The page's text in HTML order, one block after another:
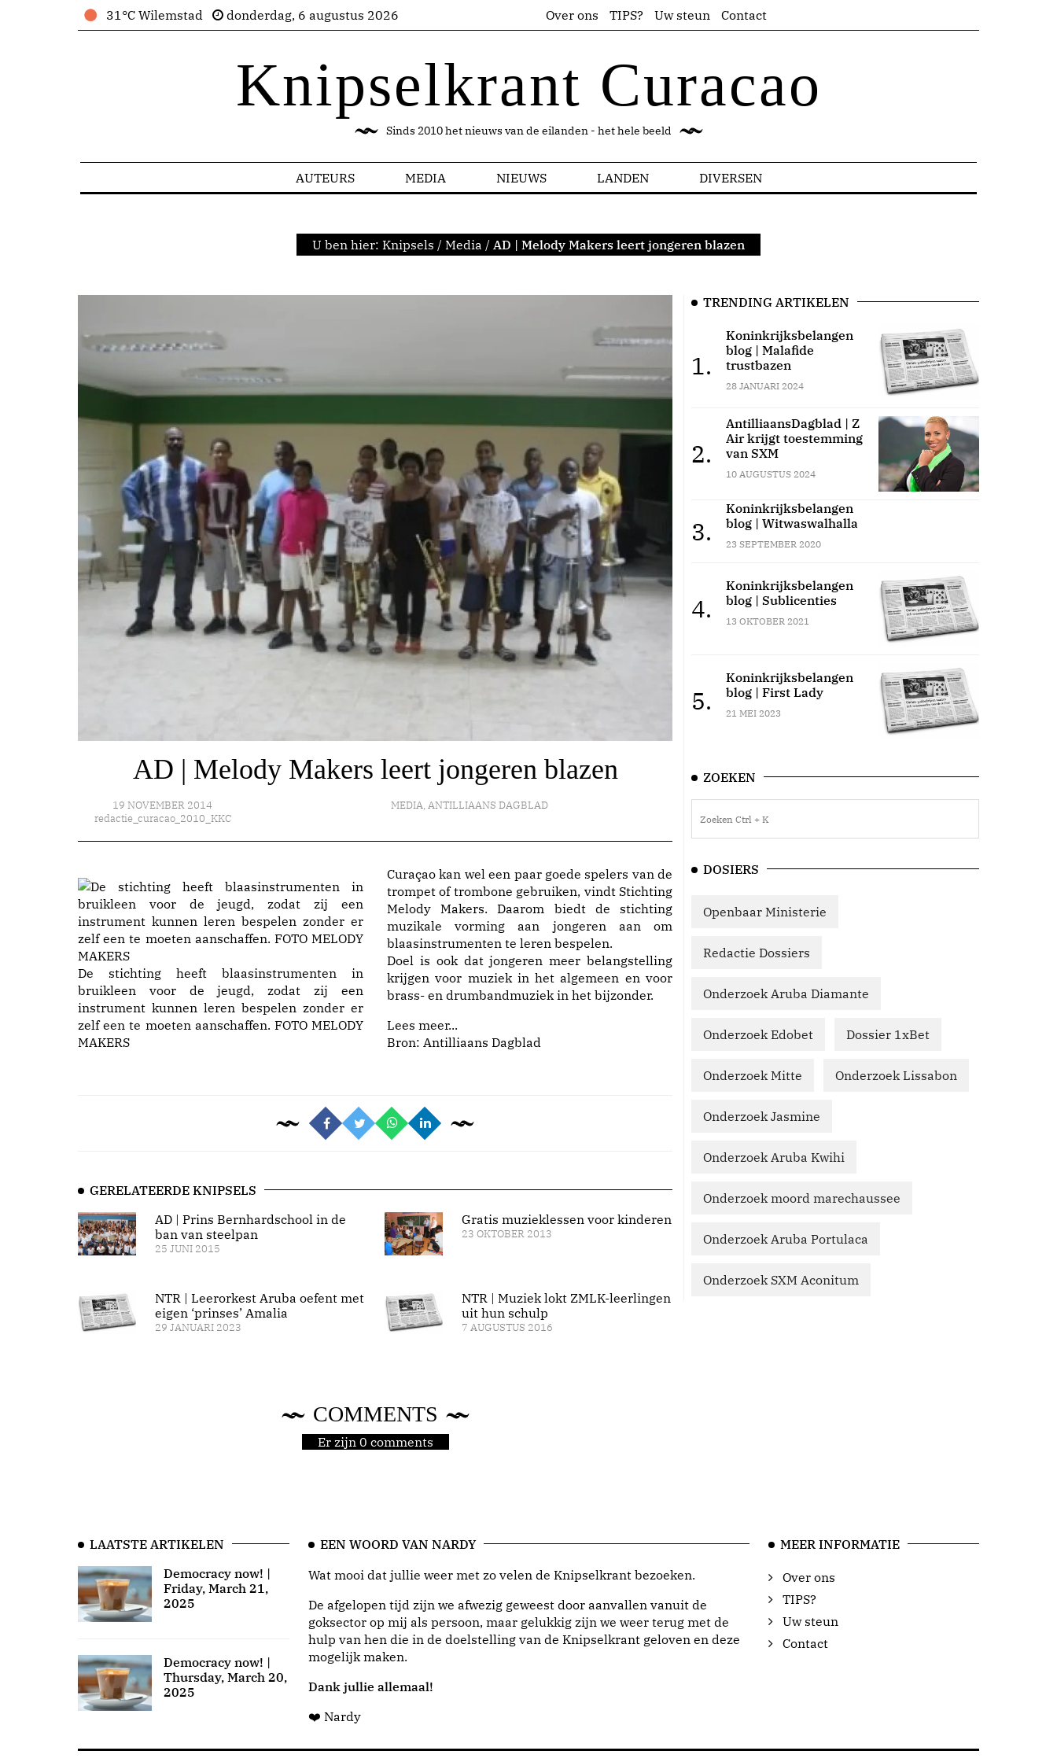
31°C Wilemstad donderdag, 6 augustus 2026 Over ons TIPS? Uw steun Contact
Knipselkrant Curacao
Sinds 2010 het nieuws van de eilanden - het hele beeld
AUTEURS MEDIA NIEUWS LANDEN DIVERSEN
U ben hier: Knipsels / Media / AD | Melody Makers leert jongeren blazen
AD | Melody Makers leert jongeren blazen
19 NOVEMBER 2014
redactie_curacao_2010_KKC
MEDIA, ANTILLIAANS DAGBLAD
De stichting heeft blaasinstrumenten in
bruikleen voor de jeugd, zodat zij een
instrument kunnen leren bespelen zonder er
zelf een te moeten aanschaffen. FOTO MELODY
MAKERS
Curaçao kan wel een paar goede spelers van de
trompet of trombone gebruiken, vindt Stichting
Melody Makers. Daarom biedt de stichting
muzikale vorming aan jongeren aan om
blaasinstrumenten te leren bespelen.
Doel is ook dat jongeren meer belangstelling
krijgen voor muziek in het algemeen en voor
brass- en drumbandmuziek in het bijzonder.
Lees meer...
Bron: Antilliaans Dagblad
GERELATEERDE KNIPSELS
AD | Prins Bernhardschool in de
ban van steelpan
25 JUNI 2015
NTR | Leerorkest Aruba oefent met
eigen ‘prinses’ Amalia
29 JANUARI 2023
Gratis muzieklessen voor kinderen
23 OKTOBER 2013
NTR | Muziek lokt ZMLK-leerlingen
uit hun schulp
7 AUGUSTUS 2016
COMMENTS
Er zijn 0 comments
TRENDING ARTIKELEN
1.
Koninkrijksbelangen
blog | Malafide
trustbazen
28 JANUARI 2024
2.
AntilliaansDagblad | Z
Air krijgt toestemming
van SXM
10 AUGUSTUS 2024
3.
Koninkrijksbelangen
blog | Witwaswalhalla
23 SEPTEMBER 2020
4.
Koninkrijksbelangen
blog | Sublicenties
13 OKTOBER 2021
5.
Koninkrijksbelangen
blog | First Lady
21 MEI 2023
ZOEKEN
DOSIERS
Openbaar Ministerie
Redactie Dossiers
Onderzoek Aruba Diamante
Onderzoek Edobet Dossier 1xBet
Onderzoek Mitte Onderzoek Lissabon
Onderzoek Jasmine
Onderzoek Aruba Kwihi
Onderzoek moord marechaussee
Onderzoek Aruba Portulaca
Onderzoek SXM Aconitum
LAATSTE ARTIKELEN
Democracy now! |
Friday, March 21,
2025
Democracy now! |
Thursday, March 20,
2025
EEN WOORD VAN NARDY
Wat mooi dat jullie weer met zo velen de Knipselkrant bezoeken.
De afgelopen tijd zijn we afwezig geweest door aanvallen vanuit de
goksector op mij als persoon, maar gelukkig zijn we weer terug met de
hulp van hen die in de doelstelling van de Knipselkrant geloven en deze
mogelijk maken.
Dank jullie allemaal!
❤️ Nardy
MEER INFORMATIE
Over ons
TIPS?
Uw steun
Contact